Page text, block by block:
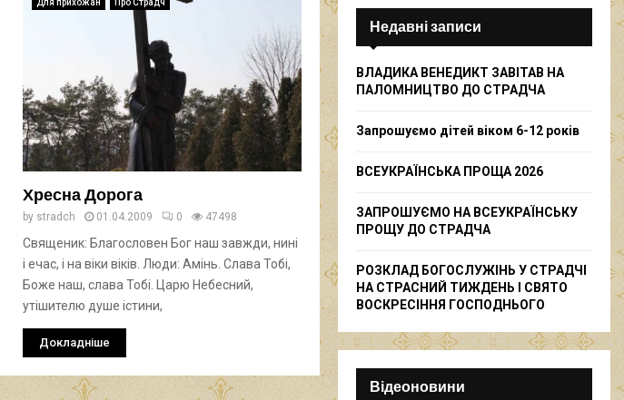
Хресна Дорога
by stradch 01.04.2009 0 47498
Священик: Благословен Бог наш завжди, нині
і ечас, і на віки віків. Люди: Амінь. Слава Тобі,
Боже наш, слава Тобі. Царю Небесний,
утішителю душе істини,
Докладніше
r
:
E
A
Недавні записи
ВЛАДИКА ВЕНЕДИКТ ЗАВІТАВ НА
ПАЛОМНИЦТВО ДО СТРАДЧА
Запрошуємо дітей віком 6-12 років
ВСЕУКРАЇНСЬКА ПРОЩА 2026
ЗАПРОШУЄМО НА ВСЕУКРАЇНСЬКУ
ПРОЩУ ДО СТРАДЧА
РОЗКЛАД БОГОСЛУЖІНЬ У СТРАДЧІ
НА СТРАСНИЙ ТИЖДЕНЬ І СВЯТО
ВОСКРЕСІННЯ ГОСПОДНЬОГО
Відеоновини